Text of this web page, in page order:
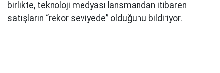
birlikte, teknoloji medyası lansmandan itibaren
satışların “rekor seviyede” olduğunu bildiriyor.